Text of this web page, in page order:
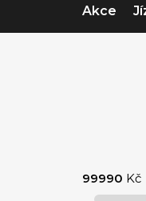
Akce
99990 Kč